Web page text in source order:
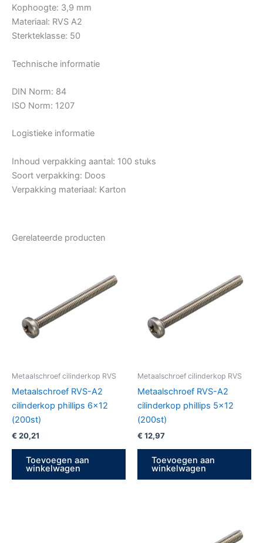
Kophoogte: 3,9 mm
Materiaal: RVS A2
Sterkteklasse: 50
Technische informatie
DIN Norm: 84
ISO Norm: 1207
Logistieke informatie
Inhoud verpakking aantal: 100 stuks
Soort verpakking: Doos
Verpakking materiaal: Karton
Gerelateerde producten
Metaalschroef cilinderkop RVS
Metaalschroef RVS-A2
cilinderkop phillips 6×12
(200st)
€ 20,21
Toevoegen aan
winkelwagen
Metaalschroef cilinderkop RVS
Metaalschroef RVS-A2
cilinderkop phillips 5×12
(200st)
€ 12,97
Toevoegen aan
winkelwagen